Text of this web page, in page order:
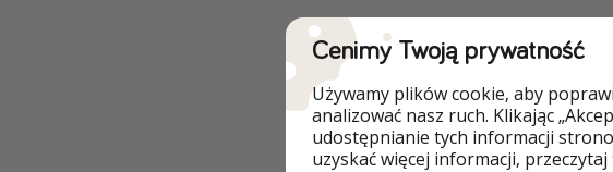
Szczegóły
przelot na trasie: Warszawa -
7 noclegów w Apartamentos
Cenimy Twoją prywatność
Używamy plików cookie, aby
analizować nasz ruch. Klikając
udostępnianie tych informacji
uzyskać więcej informacji, przeczytaj